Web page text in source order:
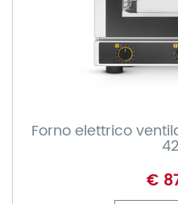
Forno elettrico
€